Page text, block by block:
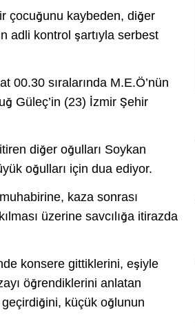
çocuğunu kaybeden, diğer
adli kontrol şartıyla serbest
00.30 sıralarında M.E.Ö’nün
Güleç’in (23) İzmir Şehir
diğer oğulları Soykan
oğulları için dua ediyor.
kaza sonrası
üzerine savcılığa itirazda
konsere gittiklerini, eşiyle
öğrendiklerini anlatan
küçük oğlunun